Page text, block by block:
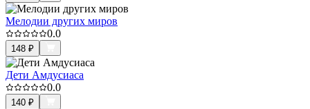
Мелодии других миров
0.0
148 ₽
Дети Амдусиаса
0.0
140 ₽